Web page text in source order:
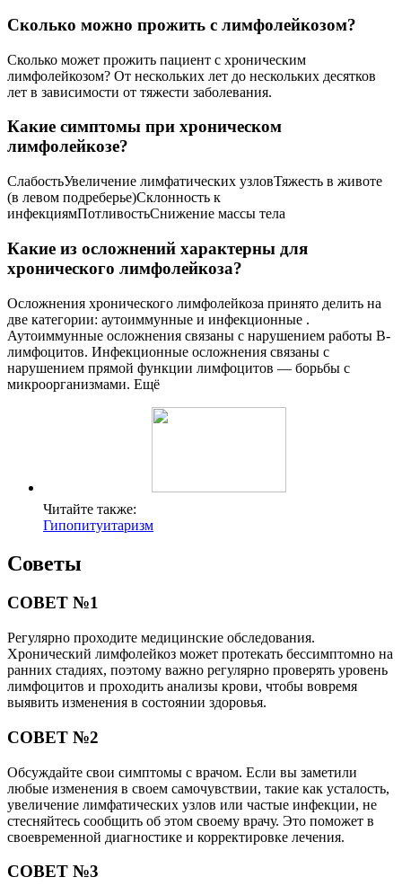
Сколько можно прожить с лимфолейкозом?
Сколько может прожить пациент с хроническим
лимфолейкозом? От нескольких лет до нескольких десятков
лет в зависимости от тяжести заболевания.
Какие симптомы при хроническом
лимфолейкозе?
СлабостьУвеличение лимфатических узловТяжесть в животе
(в левом подреберье)Склонность к
инфекциямПотливостьСнижение массы тела
Какие из осложнений характерны для
хронического лимфолейкоза?
Осложнения хронического лимфолейкоза принято делить на
две категории: аутоиммунные и инфекционные .
Аутоиммунные осложнения связаны с нарушением работы В-
лимфоцитов. Инфекционные осложнения связаны с
нарушением прямой функции лимфоцитов — борьбы с
микроорганизмами. Ещё
Читайте также:
Гипопитуитаризм
Советы
СОВЕТ №1
Регулярно проходите медицинские обследования.
Хронический лимфолейкоз может протекать бессимптомно на
ранних стадиях, поэтому важно регулярно проверять уровень
лимфоцитов и проходить анализы крови, чтобы вовремя
выявить изменения в состоянии здоровья.
СОВЕТ №2
Обсуждайте свои симптомы с врачом. Если вы заметили
любые изменения в своем самочувствии, такие как усталость,
увеличение лимфатических узлов или частые инфекции, не
стесняйтесь сообщить об этом своему врачу. Это поможет в
своевременной диагностике и корректировке лечения.
СОВЕТ №3